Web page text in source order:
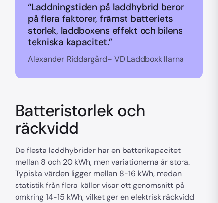
“Laddningstiden på laddhybrid beror
på flera faktorer, främst batteriets
storlek, laddboxens effekt och bilens
tekniska kapacitet.”
Alexander Riddargård– VD Laddboxkillarna
Batteristorlek och
räckvidd
De flesta laddhybrider har en batterikapacitet
mellan 8 och 20 kWh, men variationerna är stora.
Typiska värden ligger mellan 8-16 kWh, medan
statistik från flera källor visar ett genomsnitt på
omkring 14-15 kWh, vilket ger en elektrisk räckvidd